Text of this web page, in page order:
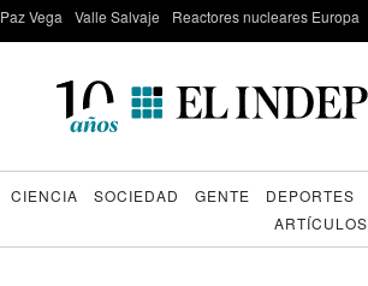
Paz Vega Valle Salvaje Reactores nucleares Europa
CIENCIA SOCIEDAD GENTE DEPORTES
ARTÍCULOS